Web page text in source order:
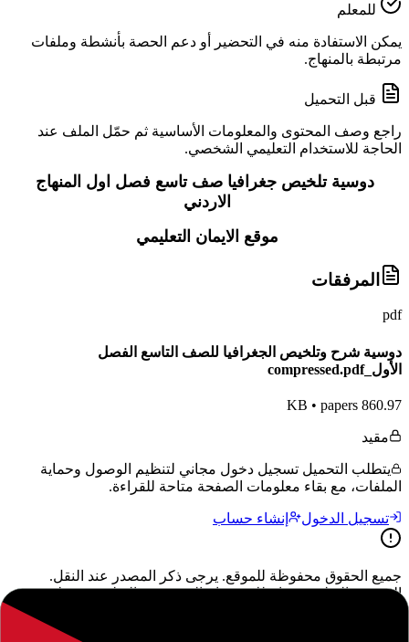
للمعلم
يمكن الاستفادة منه في التحضير أو دعم الحصة بأنشطة وملفات
مرتبطة بالمنهاج.
قبل التحميل
راجع وصف المحتوى والمعلومات الأساسية ثم حمّل الملف عند
الحاجة للاستخدام التعليمي الشخصي.
دوسية تلخيص جغرافيا صف تاسع فصل اول المنهاج
الاردني
موقع الايمان التعليمي
المرفقات
pdf
دوسية شرح وتلخيص الجغرافيا للصف التاسع الفصل
الأول_compressed.pdf
860.97 KB
• papers
مقيد
يتطلب التحميل تسجيل دخول مجاني لتنظيم الوصول وحماية
الملفات، مع بقاء معلومات الصفحة متاحة للقراءة.
تسجيل الدخول إنشاء حساب
جميع الحقوق محفوظة للموقع. يرجى ذكر المصدر عند النقل.
المحتوى التعليمي متاح للاستخدام الشخصي والتعليمي فقط.